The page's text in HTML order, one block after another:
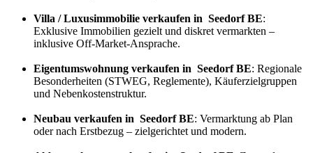
Villa / Luxusimmobilie verkaufen in Seedorf BE:
Exklusive Immobilien gezielt und diskret vermarkten –
inklusive Off-Market-Ansprache.
Eigentumswohnung verkaufen in Seedorf BE: Regionale
Besonderheiten (STWEG, Reglemente), Käuferzielgruppen
und Nebenkostenstruktur.
Neubau verkaufen in Seedorf BE: Vermarktung ab Plan
oder nach Erstbezug – zielgerichtet und modern.